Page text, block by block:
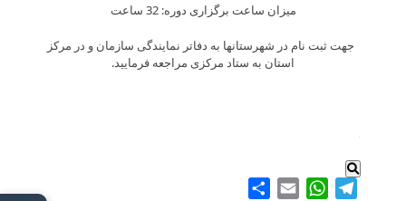
میزان ساعت برگزاری دوره: 32 ساعت
جهت ثبت نام در شهرستانها به دفاتر نمایندگی سازمان و در مرکز
استان به ستاد مرکزی مراجعه فرمایید.
.
Telegram
WhatsApp
Email